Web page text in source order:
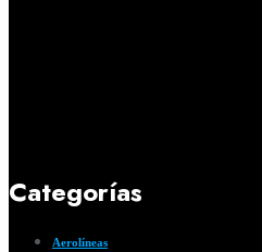
Categorías
Aerolíneas